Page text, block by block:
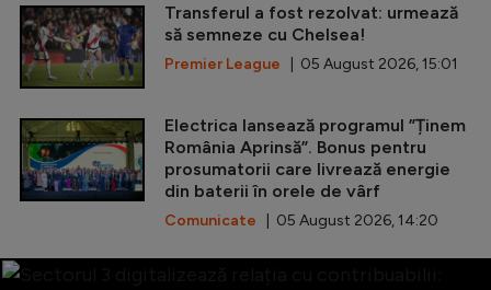
Transferul a fost rezolvat: urmează
să semneze cu Chelsea!
Premier League | 05 August 2026, 15:01
Electrica lansează programul ”Ținem
România Aprinsă”. Bonus pentru
prosumatorii care livrează energie
din baterii în orele de vârf
Comunicate | 05 August 2026, 14:20